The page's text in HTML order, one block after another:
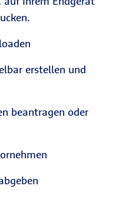
erstellen und
beantragen oder